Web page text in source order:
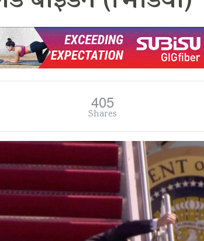
405
Shares